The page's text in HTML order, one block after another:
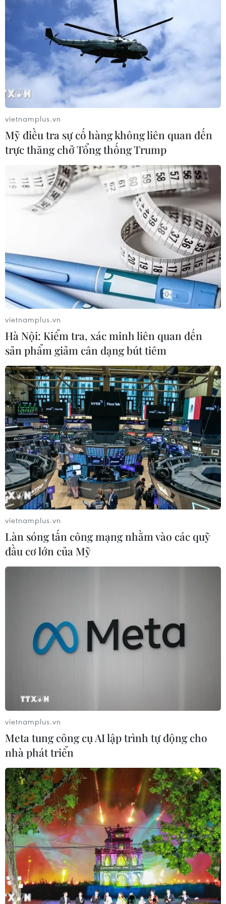
TIN CÙNG CHUYÊN MỤC
Mỹ điều tra sự cố hàng không liên
quan đến trực thăng chở Tổng thống
Trump
06/08/2026 04:38
vietnamplus.vn
Mỹ điều tra sự cố hàng không liên quan đến
trực thăng chở Tổng thống Trump
vietnamplus.vn
Hà Nội: Kiểm tra, xác minh liên quan đến
sản phẩm giảm cân dạng bút tiêm
vietnamplus.vn
Làn sóng tấn công mạng nhằm vào các quỹ
đầu cơ lớn của Mỹ
vietnamplus.vn
Meta tung công cụ AI lập trình tự động cho
nhà phát triển